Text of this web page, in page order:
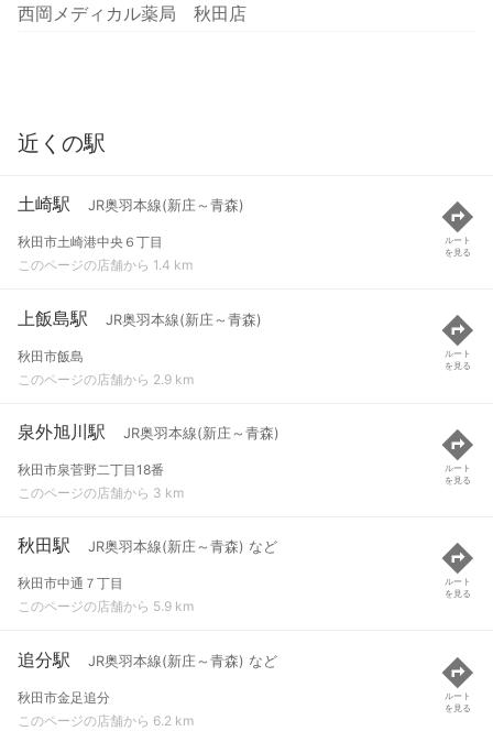
西岡メディカル薬局 秋田店
近くの駅
土崎駅 JR奥羽本線(新庄～青森)
秋田市土崎港中央６丁目
このページの店舗から 1.4 km
ルート
を見る
上飯島駅 JR奥羽本線(新庄～青森)
秋田市飯島
このページの店舗から 2.9 km
ルート
を見る
泉外旭川駅 JR奥羽本線(新庄～青森)
秋田市泉菅野二丁目18番
このページの店舗から 3 km
ルート
を見る
秋田駅 JR奥羽本線(新庄～青森) など
秋田市中通７丁目
このページの店舗から 5.9 km
ルート
を見る
追分駅 JR奥羽本線(新庄～青森) など
秋田市金足追分
このページの店舗から 6.2 km
ルート
を見る